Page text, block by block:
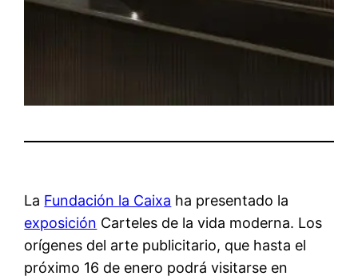
La Fundación la Caixa ha presentado la
exposición Carteles de la vida moderna. Los
orígenes del arte publicitario, que hasta el
próximo 16 de enero podrá visitarse en